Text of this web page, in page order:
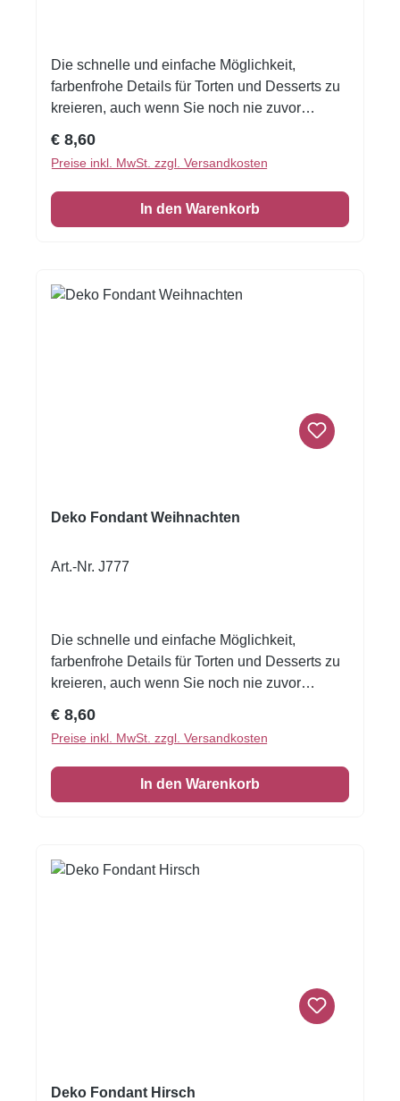
Die schnelle und einfache Möglichkeit,
farbenfrohe Details für Torten und Desserts zu
kreieren, auch wenn Sie noch nie zuvor
schneiden oder stanzen Sie jede beliebige
Form - keine Vorbereitung. Fondantfolie hat
einen leichten, süßen Geschmack.Größe:
Format A4 Quer
Regulärer Preis:
€ 8,60
Preise inkl. MwSt. zzgl. Versandkosten
In den Warenkorb
Deko Fondant Weihnachten
Art.-Nr. J777
Die schnelle und einfache Möglichkeit,
farbenfrohe Details für Torten und Desserts zu
kreieren, auch wenn Sie noch nie zuvor
schneiden oder stanzen Sie jede beliebige
Form - keine Vorbereitung. Fondantfolie hat
einen leichten, süßen Geschmack. Auch das
Einschlagen von Keksen oder Kuchen ist
Regulärer Preis:
€ 8,60
Preise inkl. MwSt. zzgl. Versandkosten
In den Warenkorb
Deko Fondant Hirsch